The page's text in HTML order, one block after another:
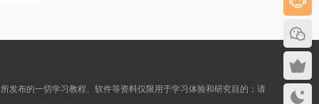
布的一切学习教程、软件等资料仅限用于学习体验和研究目的；请